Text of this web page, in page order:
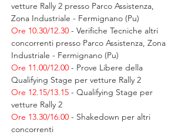
vetture Rally 2 presso Parco Assistenza,
Zona Industriale - Fermignano (Pu)
Ore 10.30/12.30 - Verifiche Tecniche altri
concorrenti presso Parco Assistenza, Zona
Industriale - Fermignano (Pu)
Ore 11.00/12.00 - Prove Libere della
Qualifying Stage per vetture Rally 2
Ore 12.15/13.15 - Qualifying Stage per
vetture Rally 2
Ore 13.30/16.00 - Shakedown per altri
concorrenti